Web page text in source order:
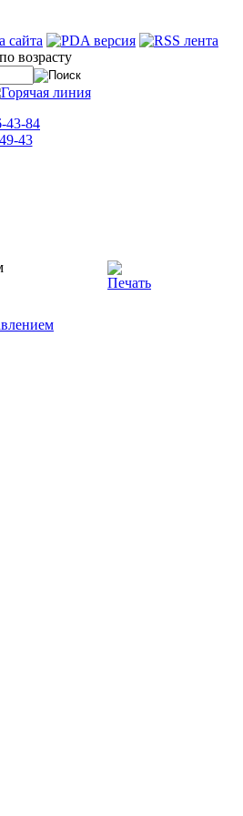
43-84
43